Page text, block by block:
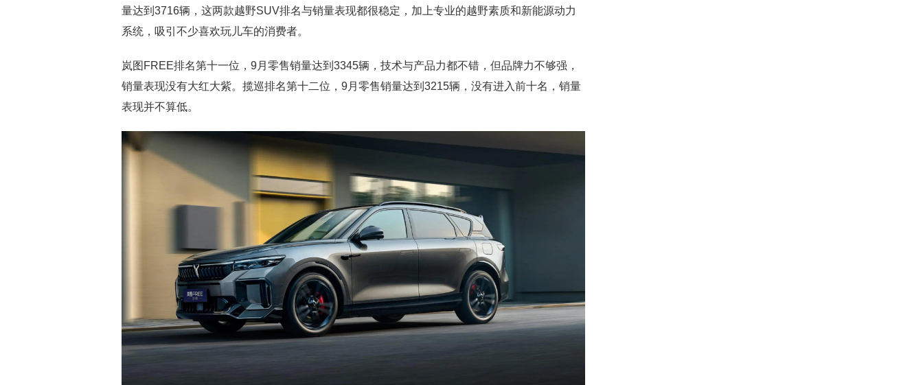
量达到3716辆，这两款越野SUV排名与销量表现都很稳定，加上专业的越野素质和新能源动力
系统，吸引不少喜欢玩儿车的消费者。
岚图FREE排名第十一位，9月零售销量达到3345辆，技术与产品力都不错，但品牌力不够强，
销量表现没有大红大紫。揽巡排名第十二位，9月零售销量达到3215辆，没有进入前十名，销量
表现并不算低。